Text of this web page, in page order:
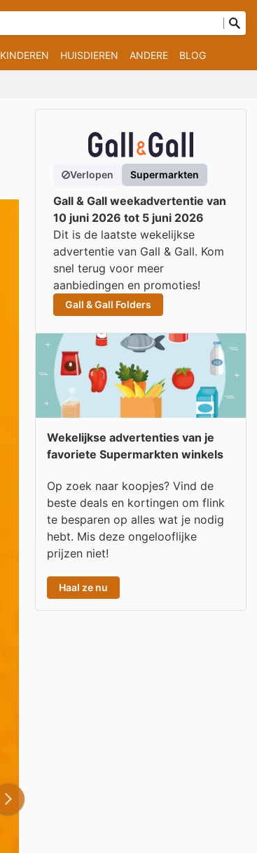
KINDEREN HUISDIEREN ANDERE BLOG
Verlopen Supermarkten
Gall & Gall weekadvertentie van
10 juni 2026 tot 5 juni 2026
Dit is de laatste wekelijkse
advertentie van Gall & Gall. Kom
snel terug voor meer
aanbiedingen en promoties!
Gall & Gall Folders
Wekelijkse advertenties van je
favoriete Supermarkten winkels
Op zoek naar koopjes? Vind de
beste deals en kortingen om flink
te besparen op alles wat je nodig
hebt. Mis deze ongelooflijke
prijzen niet!
Haal ze nu